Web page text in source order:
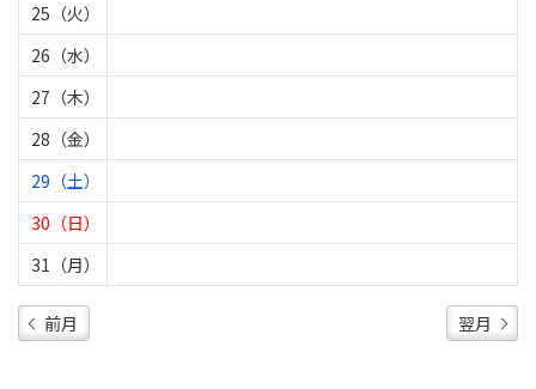
25（火）
26（水）
27（木）
28（金）
29（土）
30（日）
31（月）
前月 翌月